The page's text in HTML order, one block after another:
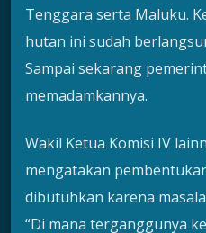
Tenggara serta Maluku.
hutan ini sudah
Sampai sekarang
memadamkannya.
Wakil Ketua Komisi IV
mengatakan
dibutuhkan karena
“Di mana terganggunya